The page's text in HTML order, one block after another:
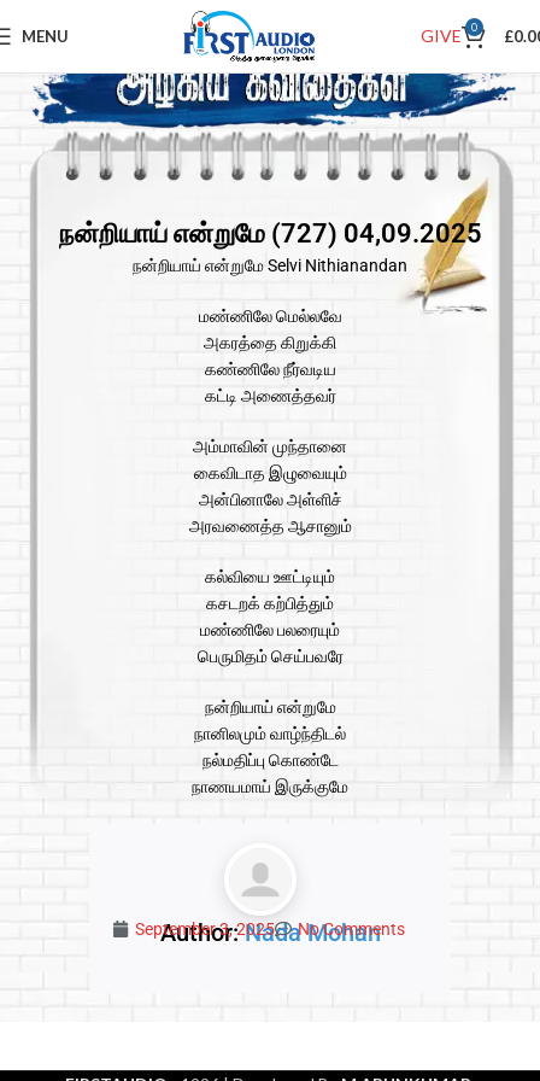
MENU GIVE 0 £
நன்றியாய் என்றுமே (727) 04,09.2025
நன்றியாய் என்றுமே Selvi Nithianandan
மண்ணிலே மெல்லவே
அகரத்தை கிறுக்கி
கண்ணிலே நீர்வடிய
கட்டி அணைத்தவர்
அம்மாவின் முந்தானை
கைவிடாத இழுவையும்
அன்பினாலே அள்ளிச்
அரவணைத்த ஆசானும்
கல்வியை ஊட்டியும்
கசடறக் கற்பித்தும்
மண்ணிலே பலரையும்
பெருமிதம் செய்பவரே
நன்றியாய் என்றுமே
நானிலமும் வாழ்ந்திடல்
நல்மதிப்பு கொண்டே
நாணயமாய் இருக்குமே
Author:Nada Mohan
September 3, 2025 No Comments